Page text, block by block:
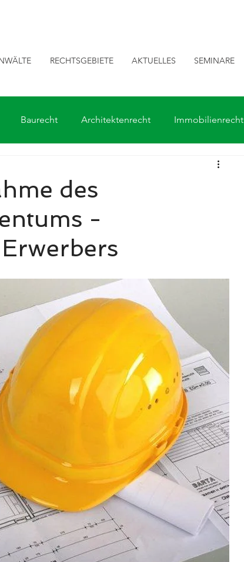
RECHTSGEBIETE AKTUELLES SEMINARE
Baurecht Architektenrecht Immobilienrecht
des
-